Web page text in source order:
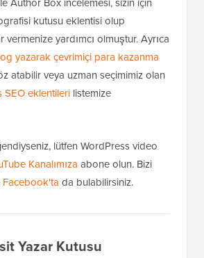
kutusu eklentisi olup
vermenize yardımcı olmuştur. Ayrıca
yazarak çevrimiçi para kazanma
atabilir veya uzman seçimimiz olan
SEO eklentileri listemize
lütfen WordPress video
Kanalımıza abone olun. Bizi
Facebook'ta da bulabilirsiniz.
Yazar Kutusu